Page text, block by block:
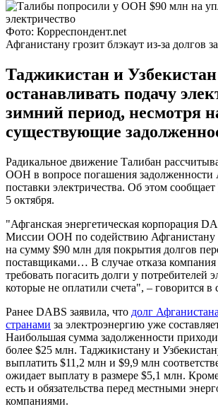
Фото: Корреспондент.net
Афганистану грозит блэкаут из-за долгов
Таджикистан и
останавливать подачу
зимний период, несмотря
существующие
Радикальное движение Талибан
ООН в вопросе погашения задолженности
поставки электричества. Об этом сообщает
5 октября.
"Афганская энергетическая корпорация
Миссии ООН по содействию
на сумму $90 млн для покрытия долгов
поставщиками… В случае отказа
требовать погасить долги у потребителей
которые не оплатили счета", – говорится
Ранее DABS заявила, что долг
странами за электроэнергию уже
Наибольшая сумма задолженности
более $25 млн. Таджикистану и
выплатить $11,2 млн и $9,9 млн
ожидает выплату в размере $5,1 млн.
есть и обязательства перед местными
компаниями.